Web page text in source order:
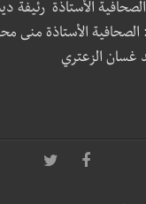
الأستاذة رئيفة
الصحافية الأستاذة منى
الزعتري